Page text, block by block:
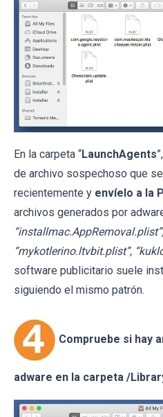
En la carpeta “LaunchAgents
de archivo sospechoso que
recientemente y envíelo a la
archivos generados por
“mykotlerino.ltvbit.plist”,
software publicitario suele
siguiendo el mismo patrón.
Compruebe si hay
adware en la carpeta /